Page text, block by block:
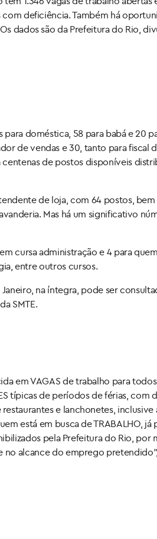
deficiência. Também há
dados são da Prefeitura do Rio,
doméstica, 58 para babá e 20
de vendas e 30, tanto para fiscal
de postos disponíveis
de loja, com 64 postos,
Mas há um significativo
cursa administração e 4 para
entre outros cursos.
na íntegra, pode ser
SMTE.
em VAGAS de trabalho para
típicas de períodos de férias, com
e lanchonetes, inclusive
está em busca de TRABALHO, já
pela Prefeitura do Rio, por
alcance do emprego